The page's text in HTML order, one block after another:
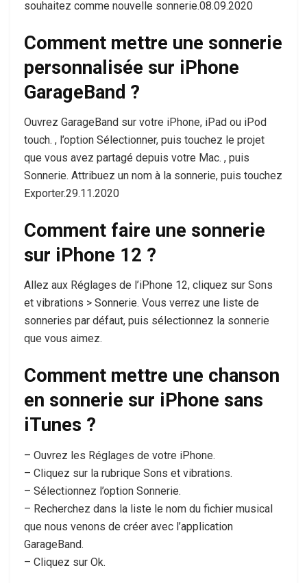
souhaitez comme nouvelle sonnerie.08.09.2020
Comment mettre une sonnerie
personnalisée sur iPhone
GarageBand ?
Ouvrez GarageBand sur votre iPhone, iPad ou iPod
touch. , l’option Sélectionner, puis touchez le projet
que vous avez partagé depuis votre Mac. , puis
Sonnerie. Attribuez un nom à la sonnerie, puis touchez
Exporter.29.11.2020
Comment faire une sonnerie
sur iPhone 12 ?
Allez aux Réglages de l’iPhone 12, cliquez sur Sons
et vibrations > Sonnerie. Vous verrez une liste de
sonneries par défaut, puis sélectionnez la sonnerie
que vous aimez.
Comment mettre une chanson
en sonnerie sur iPhone sans
iTunes ?
– Ouvrez les Réglages de votre iPhone.
– Cliquez sur la rubrique Sons et vibrations.
– Sélectionnez l’option Sonnerie.
– Recherchez dans la liste le nom du fichier musical
que nous venons de créer avec l’application
GarageBand.
– Cliquez sur Ok.